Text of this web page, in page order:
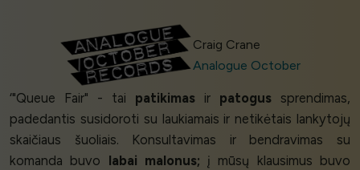
Craig Crane
Analogue October
‘"Queue Fair" - tai patikimas ir patogus sprendimas,
padedantis susidoroti su laukiamais ir netikėtais lankytojų
skaičiaus šuoliais. Konsultavimas ir bendravimas su
komanda buvo labai malonus; į mūsų klausimus buvo